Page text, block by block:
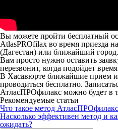
Вы можете пройти бесплатный
AtlasPROfilax во время приезда
(Дагестан) или ближайший город.
Вам просто нужно оставить
перезвонит, когда подойдет
В Хасавюрте ближайшие прием и
проводиться бесплатно.
АтласПРОфилакс можно будет в
Рекомендуемые статьи
Что такое метод
Насколько эффективен метод и
ожидать?